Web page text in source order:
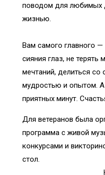
поводом для любимых
Вам самого главного
сияния глаз, не терять
мечтаний, делиться
мудростью и опытом. А
приятных минут.
Для ветеранов была
программа с живой
конкурсами и
Наши